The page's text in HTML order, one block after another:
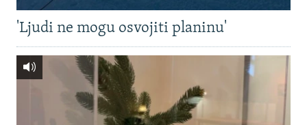
'Ljudi ne mogu osvojiti planinu'